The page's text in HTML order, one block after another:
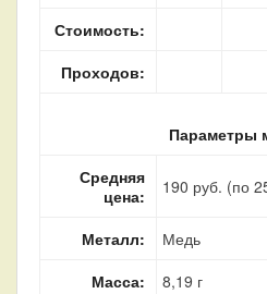
Стоимость:
Проходов:
Параметры
Средняя
цена:
190 руб. (по
Металл:
Медь
Масса:
8,19 г